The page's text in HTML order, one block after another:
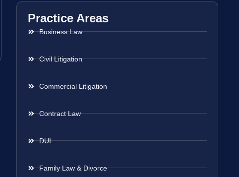
Practice Areas
Business Law
Civil Litigation
Commercial Litigation
Contract Law
DUI
Family Law & Divorce